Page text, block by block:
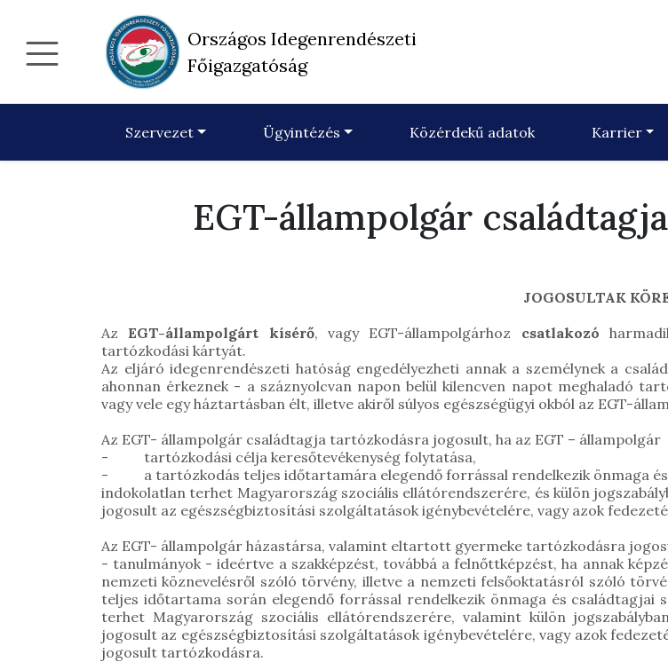
Országos Idegenrendészeti
Főigazgatóság
Szervezet Ügyintézés Közérdekű adatok Karrier
EGT-állampolgár
JOGOSULTAK
AzEGT-állampolgárt kísérő, vagy EGT-állampolgárhoz csatlakozó
tartózkodási kártyát.
Az eljáró idegenrendészeti hatóság engedélyezheti annak a személynek a
ahonnan érkeznek - a száznyolcvan napon belül kilencven napot meghaladó
vagy vele egy háztartásban élt, illetve akiről súlyos egészségügyi okból az EGT-
Az EGT- állampolgár családtagja tartózkodásra jogosult, ha az EGT – állampolgár
- tartózkodási célja keresőtevékenység folytatása,
- a tartózkodás teljes időtartamára elegendő forrással rendelkezik önmaga és
indokolatlan terhet Magyarország szociális ellátórendszerére, és külön
jogosult az egészségbiztosítási szolgáltatások igénybevételére, vagy azok
Az EGT- állampolgár házastársa, valamint eltartott gyermeke tartózkodásra
- tanulmányok - ideértve a szakképzést, továbbá a felnőttképzést, ha annak
nemzeti köznevelésről szóló törvény, illetve a nemzeti felsőoktatásról szóló
teljes időtartama során elegendő forrással rendelkezik önmaga és családtagjai
terhet Magyarország szociális ellátórendszerére, valamint külön
jogosult az egészségbiztosítási szolgáltatások igénybevételére, vagy azok
jogosult tartózkodásra.